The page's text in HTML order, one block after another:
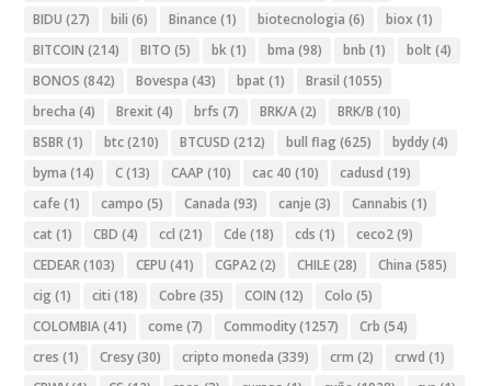
BIDU (27) bili (6) Binance (1) biotecnologia (6) biox (1)
BITCOIN (214) BITO (5) bk(1) bma (98) bnb (1) bolt (4)
BONOS (842) Bovespa (43) bpat (1) Brasil (1055)
brecha (4) Brexit (4) brfs (7) BRK/A(2) BRK/B (10)
BSBR(1) btc(210) BTCUSD (212) bull flag (625) byddy(4)
byma (14) C(13) CAAP (10) cac 40 (10) cadusd (19)
cafe (1) campo (5) Canada (93) canje (3) Cannabis (1)
cat (1) CBD (4) ccl (21) Cde (18) cds (1) ceco2(9)
CEDEAR(103) CEPU (41) CGPA2(2) CHILE(28) China (585)
cig (1) citi (18) Cobre (35) COIN (12) Colo (5)
COLOMBIA(41) come (7) Commodity(1257) Crb (54)
cres (1) Cresy(30) cripto moneda (339) crm (2) crwd (1)